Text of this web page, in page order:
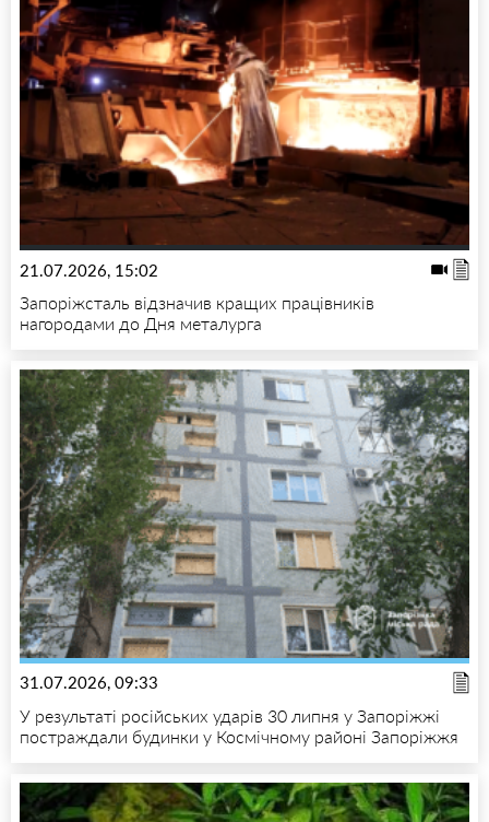
21.07.2026, 15:02
Запоріжсталь відзначив кращих працівників
нагородами до Дня металурга
31.07.2026, 09:33
У результаті російських ударів 30 липня у Запоріжжі
постраждали будинки у Космічному районі Запоріжжя